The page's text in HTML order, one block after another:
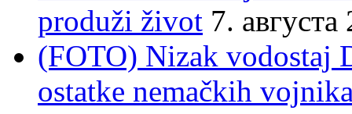
produži život 7. августа
(FOTO) Nizak vodostaj
ostatke nemačkih